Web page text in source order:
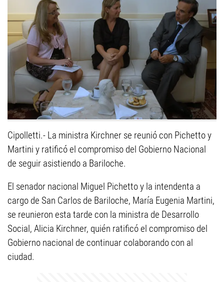
Cipolletti.- La ministra Kirchner se reunió con Pichetto y
Martini y ratificó el compromiso del Gobierno Nacional
de seguir asistiendo a Bariloche.
El senador nacional Miguel Pichetto y la intendenta a
cargo de San Carlos de Bariloche, María Eugenia Martini,
se reunieron esta tarde con la ministra de Desarrollo
Social, Alicia Kirchner, quién ratificó el compromiso del
Gobierno nacional de continuar colaborando con al
ciudad.